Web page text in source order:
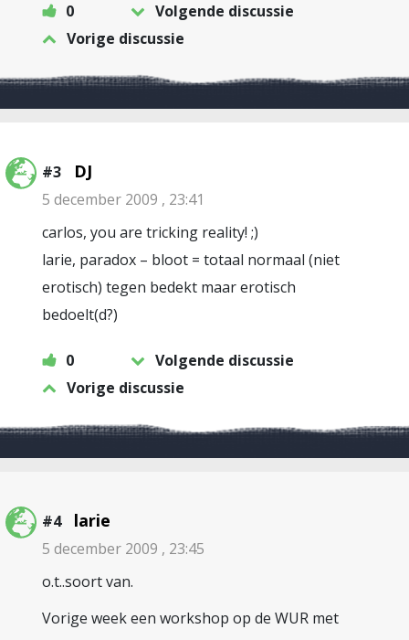
0
Volgende discussie
Vorige discussie
#3 DJ
5 december 2009 , 23:41
carlos, you are tricking reality! ;)
larie, paradox – bloot = totaal normaal (niet
erotisch) tegen bedekt maar erotisch
bedoelt(d?)
0
Volgende discussie
Vorige discussie
#4 larie
5 december 2009 , 23:45
o.t..soort van.
Vorige week een workshop op de WUR met